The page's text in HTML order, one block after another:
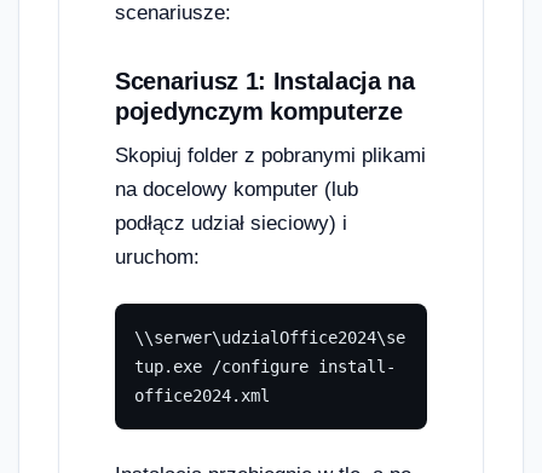
scenariusze:
Scenariusz 1: Instalacja na
pojedynczym komputerze
Skopiuj folder z pobranymi plikami
na docelowy komputer (lub
podłącz udział sieciowy) i
uruchom:
\\serwer\udzialOffice2024\se
tup.exe /configure install-
office2024.xml